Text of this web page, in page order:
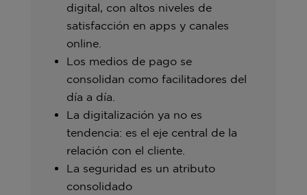
digital, con altos niveles de
satisfacción en apps y canales
online.
Los medios de pago se
consolidan como facilitadores del
día a día.
La digitalización ya no es
tendencia: es el eje central de la
relación con el cliente.
La seguridad es un atributo
consolidado